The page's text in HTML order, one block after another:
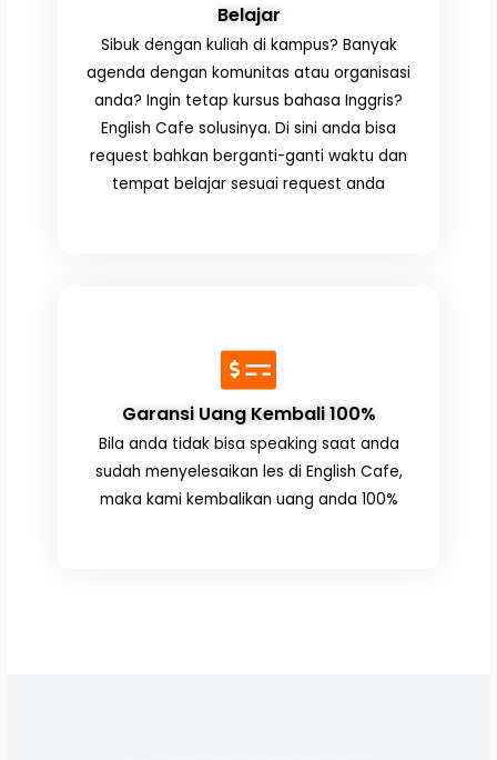
Belajar
Sibuk dengan kuliah di kampus? Banyak
agenda dengan komunitas atau organisasi
anda? Ingin tetap kursus bahasa Inggris?
English Cafe solusinya. Di sini anda bisa
request bahkan berganti-ganti waktu dan
tempat belajar sesuai request anda
Garansi Uang Kembali 100%
Bila anda tidak bisa speaking saat anda
sudah menyelesaikan les di English Cafe,
maka kami kembalikan uang anda 100%